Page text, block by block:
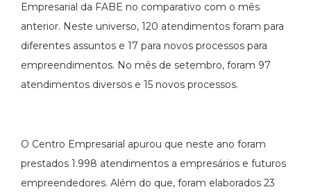
Empresarial da FABE no comparativo com o mês
anterior. Neste universo, 120 atendimentos foram para
diferentes assuntos e 17 para novos processos para
empreendimentos. No mês de setembro, foram 97
atendimentos diversos e 15 novos processos.
O Centro Empresarial apurou que neste ano foram
prestados 1.998 atendimentos a empresários e futuros
empreendedores. Além do que, foram elaborados 23